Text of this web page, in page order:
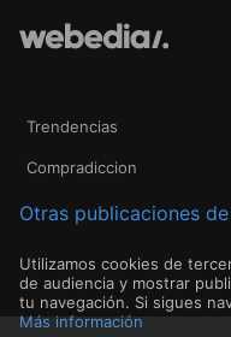
Trendencias
Compradiccion
Otras publicaciones
Utilizamos cookies de
de audiencia y mostrar
tu navegación. Si sigues
Más información